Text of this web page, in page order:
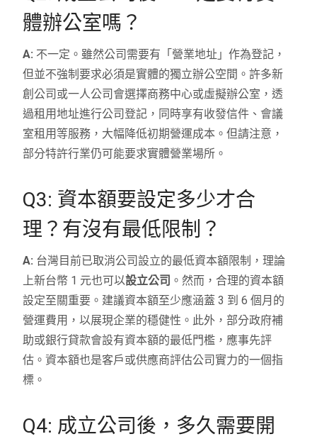
體辦公室嗎？
A: 不一定。雖然公司需要有「營業地址」作為登記，
但並不強制要求必須是實體的獨立辦公空間。許多新
創公司或一人公司會選擇商務中心或虛擬辦公室，透
過租用地址進行公司登記，同時享有收發信件、會議
室租用等服務，大幅降低初期營運成本。但請注意，
部分特許行業仍可能要求實體營業場所。
Q3: 資本額要設定多少才合
理？有沒有最低限制？
A: 台灣目前已取消公司設立的最低資本額限制，理論
上新台幣 1 元也可以設立公司 。然而，合理的資本額
設定至關重要。建議資本額至少應涵蓋 3 到 6 個月的
營運費用，以展現企業的穩健性。此外，部分政府補
助或銀行貸款會設有資本額的最低門檻，應事先評
估。資本額也是客戶或供應商評估公司實力的一個指
標。
Q4: 成立公司後，多久需要開